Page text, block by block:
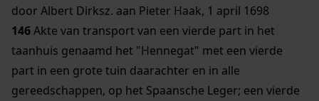
door Albert Dirksz. aan Pieter Haak, 1 april 1698
146Akte van transport van een vierde part in het
taanhuis genaamd het "Hennegat" met een vierde
part in een grote tuin daarachter en in alle
gereedschappen, op het Spaansche Leger; een vierde